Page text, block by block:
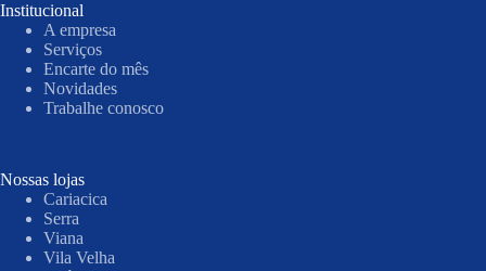
Institucional
A empresa
Serviços
Encarte do mês
Novidades
Trabalhe conosco
Nossas lojas
Cariacica
Serra
Viana
Vila Velha